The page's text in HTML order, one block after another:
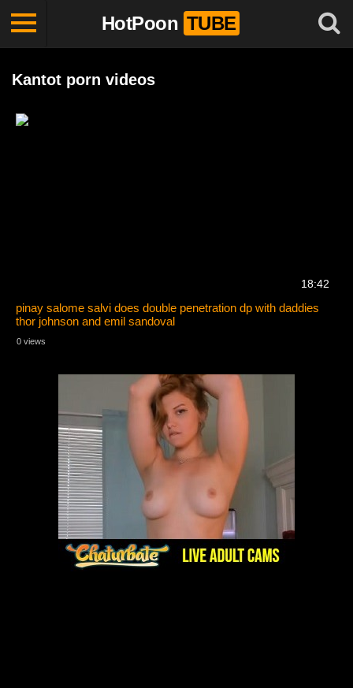
HotPoon TUBE
Kantot porn videos
18:42
pinay salome salvi does double penetration dp with daddies
thor johnson and emil sandoval
0 views